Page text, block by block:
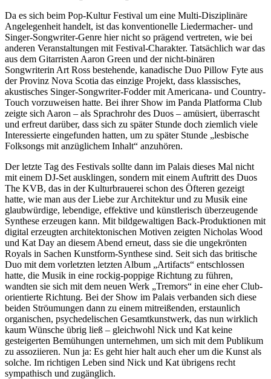
Da es sich beim Pop-Kultur Festival um eine Multi-Disziplinäre
Angelegenheit handelt, ist das konventionelle Liedermacher- und
Singer-Songwriter-Genre hier nicht so prägend vertreten, wie bei
anderen Veranstaltungen mit Festival-Charakter. Tatsächlich war das
aus dem Gitarristen Aaron Green und der nicht-binären
Songwriterin Art Ross bestehende, kanadische Duo Pillow Fyte aus
der Provinz Nova Scotia das einzige Projekt, dass klassisches,
akustisches Singer-Songwriter-Fodder mit Americana- und Country-
Touch vorzuweisen hatte. Bei ihrer Show im Panda Platforma Club
zeigte sich Aaron – als Sprachrohr des Duos – amüsiert, überrascht
und erfreut darüber, dass sich zu später Stunde doch ziemlich viele
Interessierte eingefunden hatten, um zu später Stunde „lesbische
Folksongs mit anzüglichem Inhalt“ anzuhören.
Der letzte Tag des Festivals sollte dann im Palais dieses Mal nicht
mit einem DJ-Set ausklingen, sondern mit einem Auftritt des Duos
The KVB, das in der Kulturbrauerei schon des Öfteren gezeigt
hatte, wie man aus der Liebe zur Architektur und zu Musik eine
glaubwürdige, lebendige, effektive und künstlerisch überzeugende
Synthese erzeugen kann. Mit bildgewaltigen Back-Produktionen mit
digital erzeugten architektonischen Motiven zeigten Nicholas Wood
und Kat Day an diesem Abend erneut, dass sie die ungekrönten
Royals in Sachen Kunstform-Synthese sind. Seit sich das britische
Duo mit dem vorletzten letzten Album „Artifacts“ entschlossen
hatte, die Musik in eine rockig-poppige Richtung zu führen,
wandten sie sich mit dem neuen Werk „Tremors“ in eine eher Club-
orientierte Richtung. Bei der Show im Palais verbanden sich diese
beiden Ströumungen dann zu einem mitreißenden, erstaunlich
organischen, psychedelischen Gesamtkunstwerk, das nun wirklich
kaum Wünsche übrig ließ – gleichwohl Nick und Kat keine
gesteigerten Bemühungen unternehmen, um sich mit dem Publikum
zu assoziieren. Nun ja: Es geht hier halt auch eher um die Kunst als
solche. Im richtigen Leben sind Nick und Kat übrigens recht
sympathisch und zugänglich.